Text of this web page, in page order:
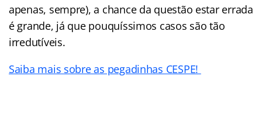
apenas, sempre), a chance da questão estar errada
é grande, já que pouquíssimos casos são tão
irredutíveis.
Saiba mais sobre as pegadinhas CESPE!